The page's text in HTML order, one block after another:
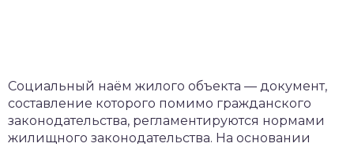
Социальный наём жилого объекта — документ,
составление которого помимо гражданского
законодательства, регламентируются нормами
жилищного законодательства. На основании